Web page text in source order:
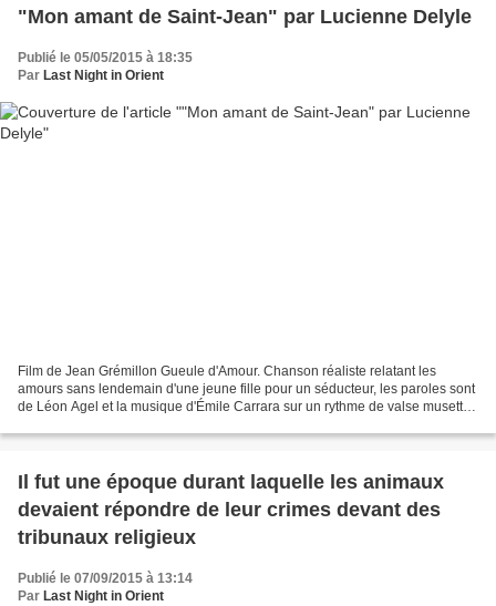
"Mon amant de Saint-Jean" par Lucienne Delyle
Publié le 05/05/2015 à 18:35
Par Last Night in Orient
Film de Jean Grémillon Gueule d'Amour. Chanson réaliste relatant les
amours sans lendemain d'une jeune fille pour un séducteur, les paroles sont
de Léon Agel et la musique d'Émile Carrara sur un rythme de valse musette.
Il fut une époque durant laquelle les animaux
devaient répondre de leur crimes devant des
tribunaux religieux
Publié le 07/09/2015 à 13:14
Par Last Night in Orient